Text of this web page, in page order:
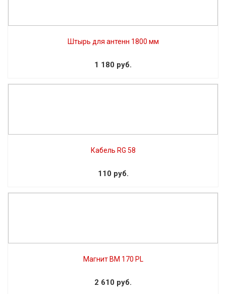
Штырь для антенн 1800 мм
1 180 руб.
Кабель RG 58
110 руб.
Магнит BM 170 PL
2 610 руб.